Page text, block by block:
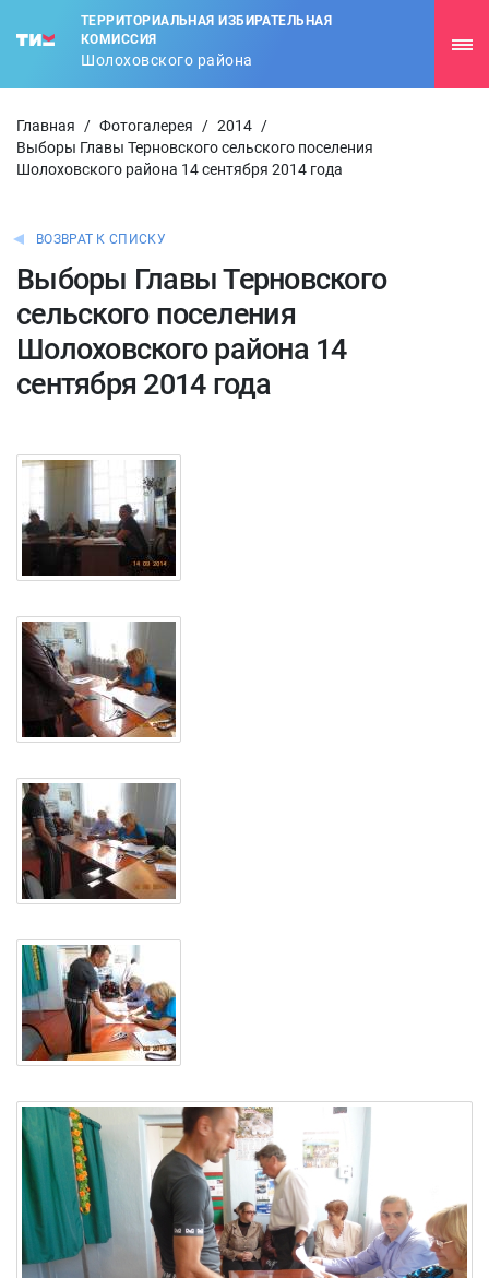
ТЕРРИТОРИАЛЬНАЯ ИЗБИРАТЕЛЬНАЯ
КОМИССИЯ
Шолоховского района
Главная / Фотогалерея / 2014 /
Выборы Главы Терновского сельского поселения
Шолоховского района 14 сентября 2014 года
ВОЗВРАТ К СПИСКУ
Выборы Главы Терновского
сельского поселения
Шолоховского района 14
сентября 2014 года